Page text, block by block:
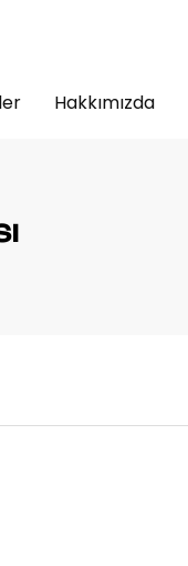
Hakkımızda